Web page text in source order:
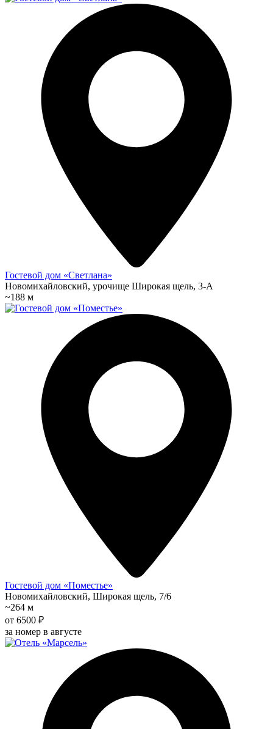
Гостевой дом «Светлана»
Новомихайловский, урочище Широкая щель, 3-А
~188 м
Гостевой дом «Поместье»
Новомихайловский, Широкая щель, 7/6
~264 м
от 6500 ₽
за номер в августе